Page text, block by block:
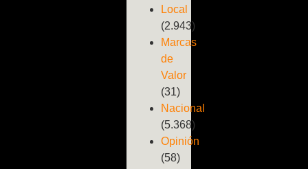
Local
(2.943)
Marcas
de
Valor
(31)
Nacional
(5.368)
Opinión
(58)